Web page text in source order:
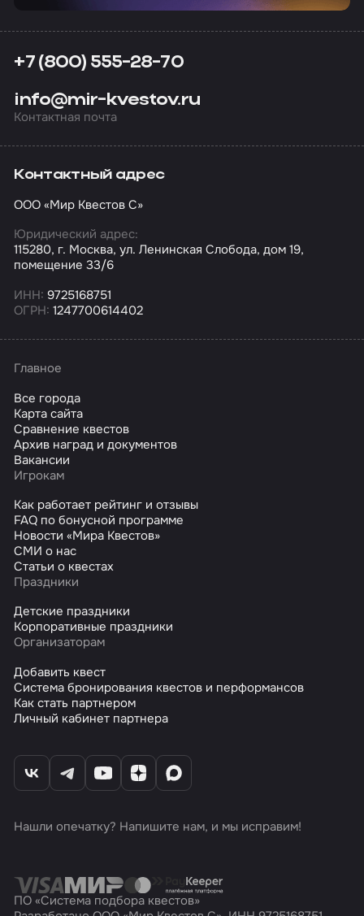
+7 (800) 555-28-70
info@mir-kvestov.ru
Контактная почта
Контактный адрес
ООО «Мир Квестов С»
Юридический адрес:
115280, г. Москва, ул. Ленинская Слобода, дом 19,
помещение 33/6
ИНН: 9725168751
ОГРН: 1247700614402
Главное
Все города
Карта сайта
Сравнение квестов
Архив наград и документов
Вакансии
Игрокам
Как работает рейтинг и отзывы
FAQ по бонусной программе
Новости «Мира Квестов»
СМИ о нас
Статьи о квестах
Праздники
Детские праздники
Корпоративные праздники
Организаторам
Добавить квест
Система бронирования квестов и перформансов
Как стать партнером
Личный кабинет партнера
Нашли опечатку? Напишите нам, и мы исправим!
ПО «Система подбора квестов»